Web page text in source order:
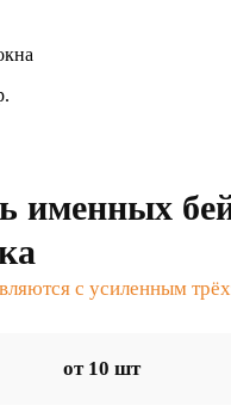
именных
с усиленным
от 10 шт